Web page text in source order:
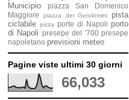
Municipio
piazza San Domenico
Maggiore
piazza dei Gerolomini
pista
ciclabile pizza porte di Napoli porto
di Napoli presepe del '700 presepe
napoletano previsioni meteo
Pagine viste ultimi 30 giorni
66,033